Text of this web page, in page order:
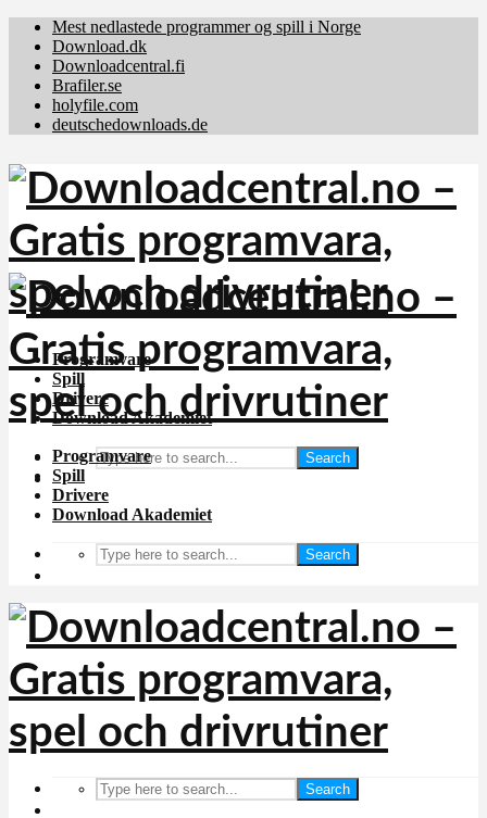
Mest nedlastede programmer og spill i Norge
Download.dk
Downloadcentral.fi
Brafiler.se
holyfile.com
deutschedownloads.de
Programvare
Spill
Drivere
Download Akademiet
Search
Programvare
Spill
Drivere
Download Akademiet
Search
Search